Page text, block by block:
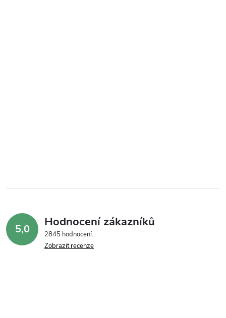
5,0 Hodnocení zákazníků
2845 hodnocení
Zobrazit recenze